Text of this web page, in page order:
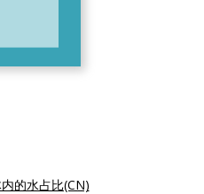
的水占比(CN)